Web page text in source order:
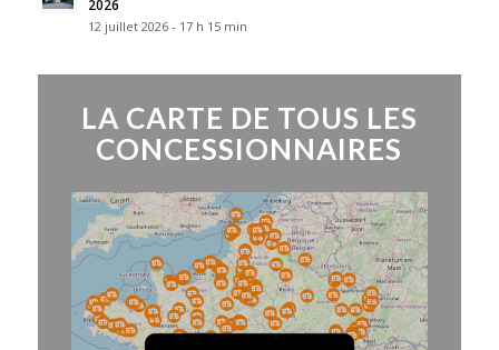
2026
12 juillet 2026 - 17 h 15 min
LA CARTE DE TOUS LES
CONCESSIONNAIRES